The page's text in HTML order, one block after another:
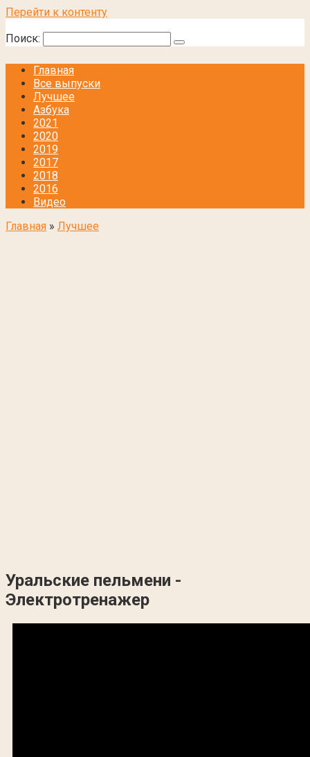
Перейти к контенту
Поиск:
Главная
Все выпуски
Лучшее
Азбука
2021
2020
2019
2017
2018
2016
Видео
Главная » Лучшее
Уральские пельмени -
Электротренажер